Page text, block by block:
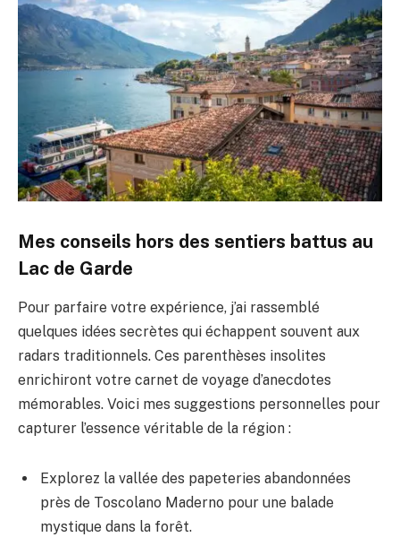
Mes conseils hors des sentiers battus au
Lac de Garde
Pour parfaire votre expérience, j’ai rassemblé
quelques idées secrètes qui échappent souvent aux
radars traditionnels. Ces parenthèses insolites
enrichiront votre carnet de voyage d’anecdotes
mémorables. Voici mes suggestions personnelles pour
capturer l’essence véritable de la région :
Explorez la vallée des papeteries abandonnées
près de Toscolano Maderno pour une balade
mystique dans la forêt.